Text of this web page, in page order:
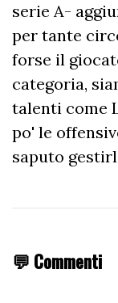
serie A-
per tante
forse il
categoria,
talenti come
po' le
saputo
💬 Commenti